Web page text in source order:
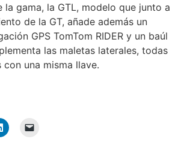
la gama, la GTL, modelo que junto a
de la GT, añade además un
GPS TomTom RIDER y un baúl
las maletas laterales, todas
una misma llave.